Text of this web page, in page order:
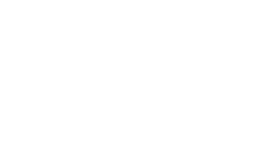
一覧を見る
品一覧を見る
一覧を見る
一覧を見る
一覧を見る
一覧を見る
一覧を見る
一覧を見る